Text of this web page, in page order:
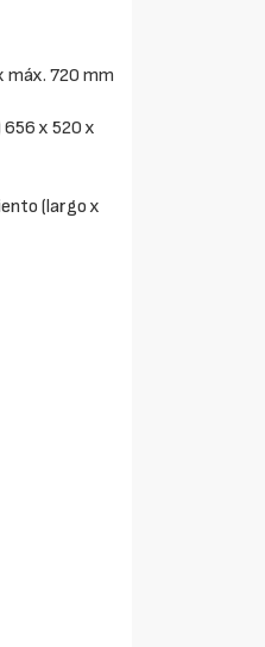
máx. 720 mm
x 520 x
(largo x